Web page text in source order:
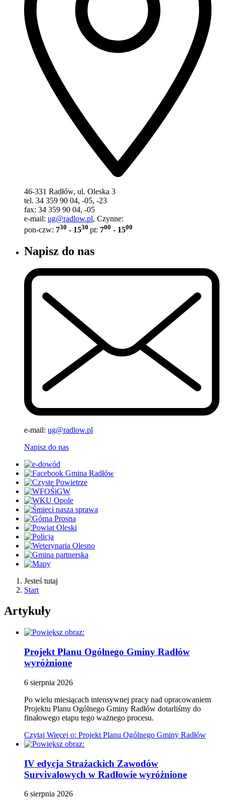
46-331 Radłów, ul. Oleska 3
tel. 34 359 90 04, -05, -23
fax: 34 359 90 04, -05
e-mail: ug@radlow.pl, Czynne:
pon-czw: 730 - 1530 pt: 700 - 1500
Napisz do nas
e-mail: ug@radlow.pl
Napisz do nas
Jesteś tutaj
Start
Artykuły
Projekt Planu Ogólnego Gminy Radłów
wyróżnione
6 sierpnia 2026
Po wielu miesiącach intensywnej pracy nad opracowaniem
Projektu Planu Ogólnego Gminy Radłów dotarliśmy do
finałowego etapu tego ważnego procesu.
Czytaj Więcej o: Projekt Planu Ogólnego Gminy Radłów
IV edycja Strażackich Zawodów
Survivalowych w Radłowie wyróżnione
6 sierpnia 2026